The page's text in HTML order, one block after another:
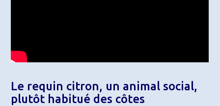
Le requin citron, un animal social,
plutôt habitué des côtes